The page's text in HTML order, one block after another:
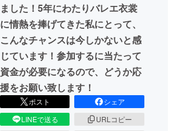
CAMPFIREふるさと納税machi-ya
ました！5年にわたりバレエ衣裳
に情熱を捧げてきた私にとって、
こんなチャンスは今しかないと感
じています！参加するに当たって
資金が必要になるので、どうか応
援をお願い致します！
ポスト
シェア
LINEで送る
URLコピー